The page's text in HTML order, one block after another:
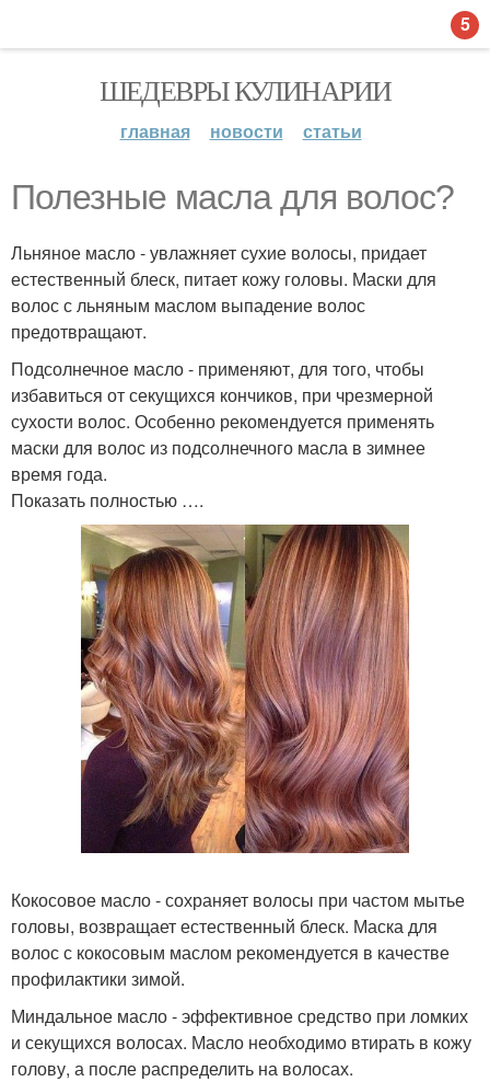
ШЕДЕВРЫ КУЛИНАРИИ
главная новости статьи
Полезные масла для волос?
Льняное масло - увлажняет сухие волосы, придает
естественный блеск, питает кожу головы. Маски для
волос с льняным маслом выпадение волос
предотвращают.
Подсолнечное масло - применяют, для того, чтобы
избавиться от секущихся кончиков, при чрезмерной
сухости волос. Особенно рекомендуется применять
маски для волос из подсолнечного масла в зимнее
время года.
Показать полностью ….
Кокосовое масло - сохраняет волосы при частом мытье
головы, возвращает естественный блеск. Маска для
волос с кокосовым маслом рекомендуется в качестве
профилактики зимой.
Миндальное масло - эффективное средство при ломких
и секущихся волосах. Масло необходимо втирать в кожу
голову, а после распределить на волосах.
5